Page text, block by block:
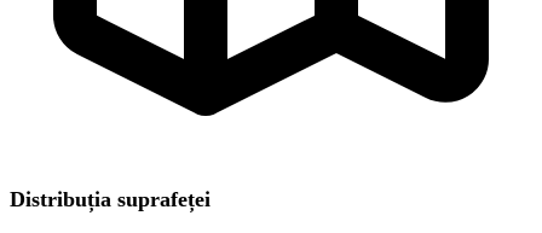
Distribuția suprafeței